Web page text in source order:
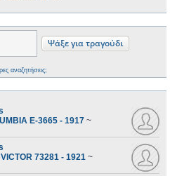
αναζητήσεις;
E-3665 - 1917 ~
73281 - 1921 ~